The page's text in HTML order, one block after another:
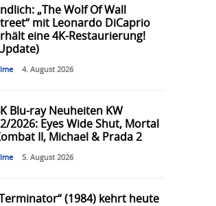
„The Wolf Of Wall
mit Leonardo DiCaprio
eine 4K-Restaurierung!
4. August 2026
Blu-ray Neuheiten KW
2026: Eyes Wide Shut, Mortal
II, Michael & Prada 2
5. August 2026
(1984) kehrt heute